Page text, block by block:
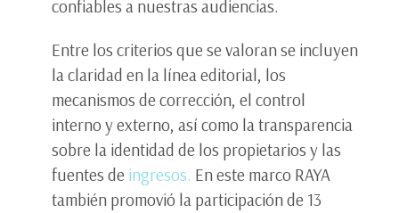
confiables a nuestras audiencias.
Entre los criterios que se valoran se incluyen
la claridad en la línea editorial, los
mecanismos de corrección, el control
interno y externo, así como la transparencia
sobre la identidad de los propietarios y las
fuentes de ingresos. En este marco RAYA
también promovió la participación de 13